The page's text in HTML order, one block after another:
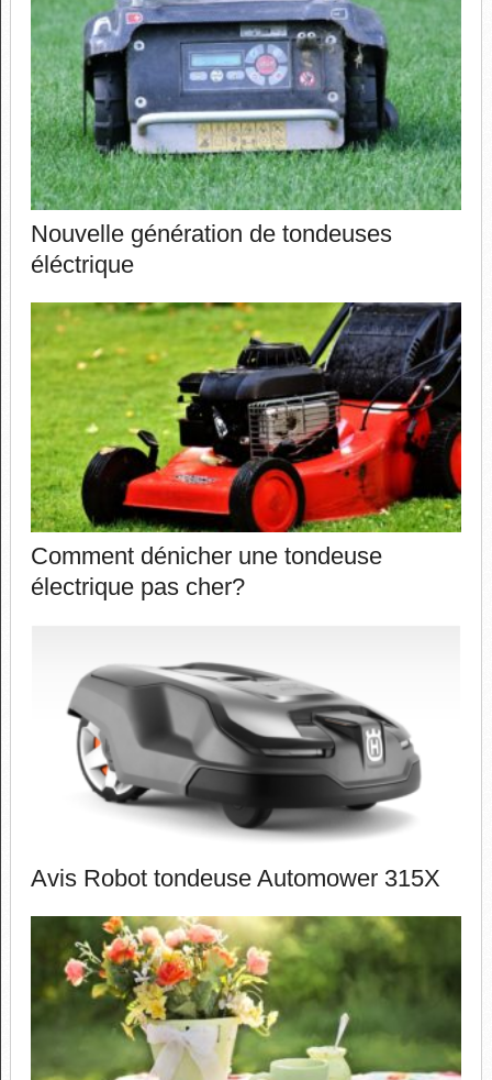
Nouvelle génération de tondeuses
éléctrique
Comment dénicher une tondeuse
électrique pas cher?
Avis Robot tondeuse Automower 315X